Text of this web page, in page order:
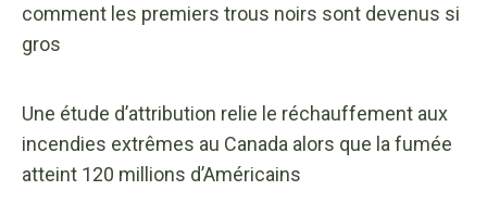
comment les premiers trous noirs sont devenus si
gros
Une étude d’attribution relie le réchauffement aux
incendies extrêmes au Canada alors que la fumée
atteint 120 millions d’Américains